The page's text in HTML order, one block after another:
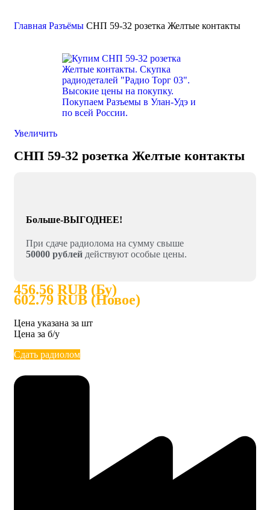
Поиск
Главная Разъёмы СНП 59-32 розетка Желтые контакты
Увеличить
СНП 59-32 розетка Желтые контакты
Больше-ВЫГОДНЕЕ!
При сдаче радиолома на сумму свыше
50000 рублей действуют особые цены.
456.56 RUB (Бу)
602.79 RUB (Новое)
Цена указана за шт
Цена за б/у
Сдать радиолом